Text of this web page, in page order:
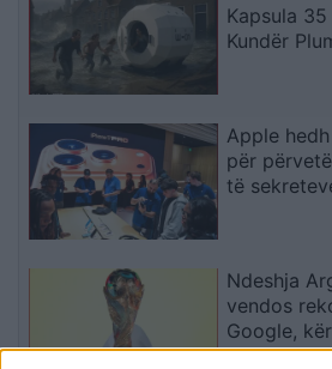
Kapsula
Kundër
Apple
për
të
Ndeshja
vendos
Google,
të papara